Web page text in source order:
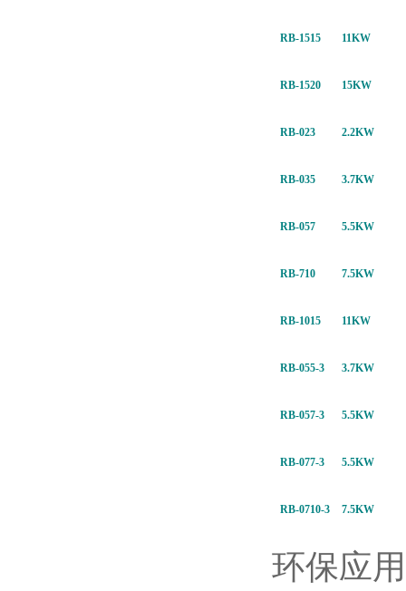
RB-1515 11KW
RB-1520 15KW
RB-023 2.2KW
RB-035 3.7KW
RB-057 5.5KW
RB-710 7.5KW
RB-1015 11KW
RB-055-3 3.7KW
RB-057-3 5.5KW
RB-077-3 5.5KW
RB-0710-3 7.5KW
环保应